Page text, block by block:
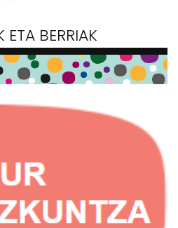
ETA BERRIAK